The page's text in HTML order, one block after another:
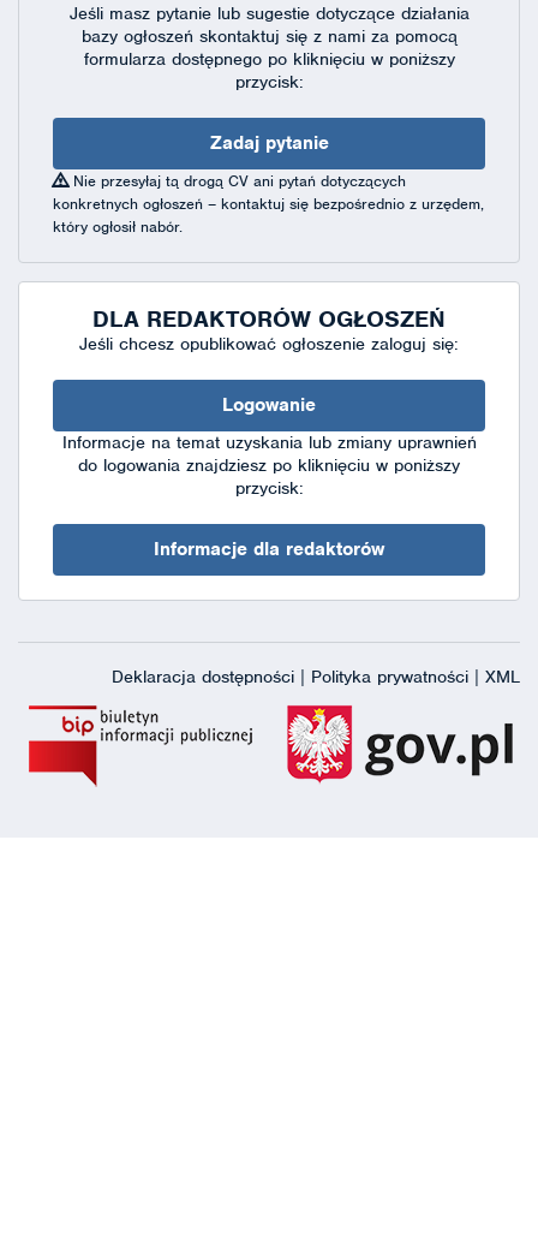
Jeśli masz pytanie lub sugestie dotyczące działania
bazy ogłoszeń skontaktuj się z nami za pomocą
formularza dostępnegopo kliknięciu w poniższy
przycisk:
Zadaj pytanie
Nie przesyłaj tą drogą CV ani pytań dotyczących
konkretnych ogłoszeń – kontaktuj się bezpośrednio z urzędem,
który ogłosił nabór.
DLA REDAKTORÓW OGŁOSZEŃ
Jeśli chcesz opublikować ogłoszenie zaloguj się:
Logowanie
Informacje na temat uzyskania lub zmiany uprawnień
do logowania znajdziesz po kliknięciu w poniższy
przycisk:
Informacje dla redaktorów
Deklaracja dostępności | Polityka prywatności | XML